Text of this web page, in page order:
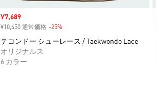
セール価格
¥7,689
¥10,450 通常価格 -25%割引
テコンドー シューレース / Taekwondo Lace
オリジナルス
6 カラー